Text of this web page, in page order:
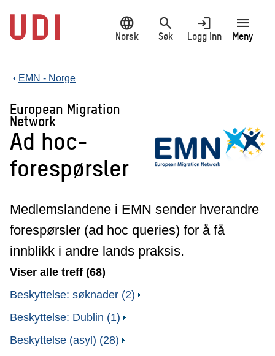
hovedinnhold
language
Norsk
search
Søk
login
Logg inn
menu
Meny
EMN - Norge
European Migration
Network
Ad hoc-
forespørsler
Medlemslandene i EMN sender hverandre
forespørsler (ad hoc queries) for å få
innblikk i andre lands praksis.
Viser alle treff (68)
Beskyttelse: søknader (2)
Beskyttelse: Dublin (1)
Beskyttelse (asyl) (28)